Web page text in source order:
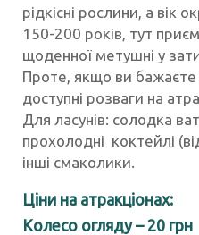
рідкісні рослини, а вік
150-200 років, тут
щоденної метушні у
Проте, якщо ви бажаєте
доступні розваги на
Для ласунів: солодка
прохолодні коктейлі
інші смаколики.
Ціни на атракціонах:
Колесо огляду – 20 грн